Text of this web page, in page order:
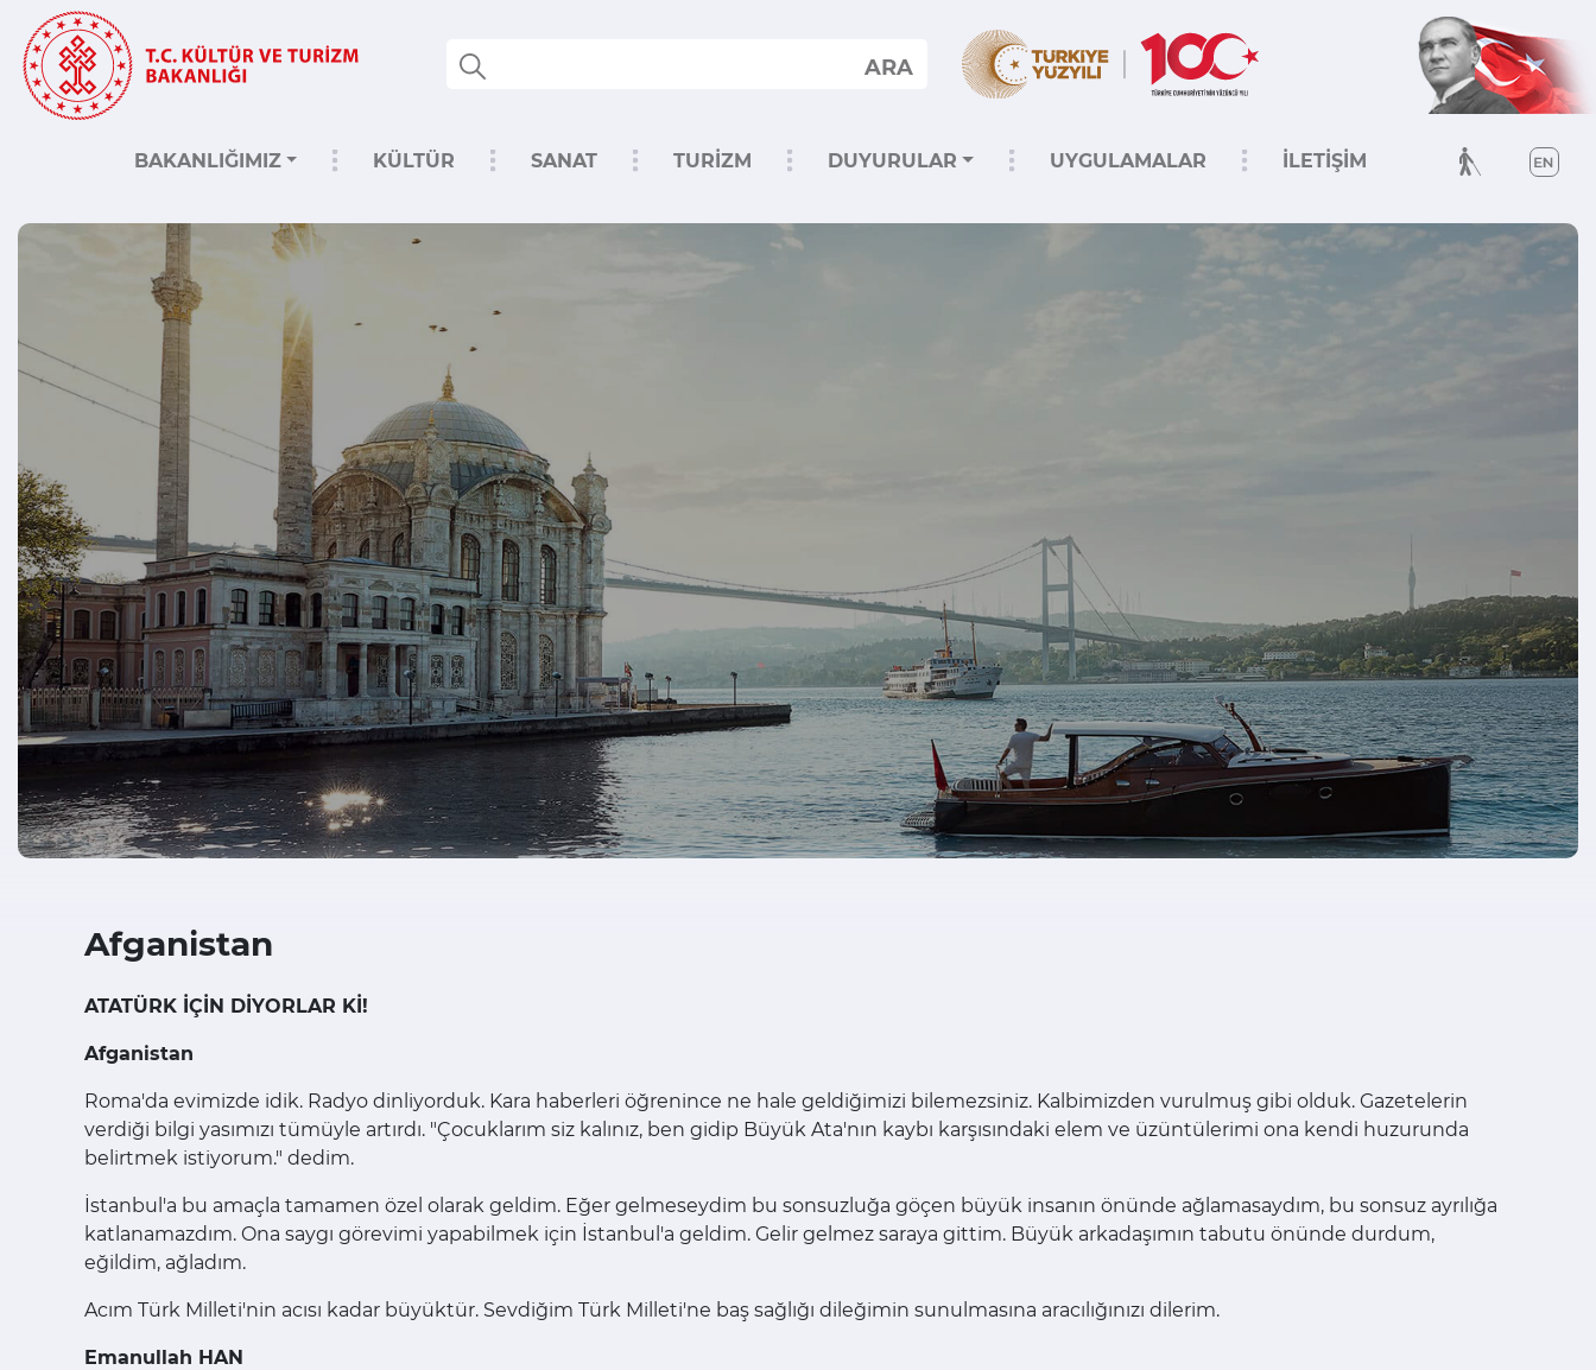
ARA
BAKANLIĞIMIZ KÜLTÜR SANAT TURİZM DUYURULAR UYGULAMALAR İLETİŞİM
Afganistan
ATATÜRK İÇİN DİYORLAR Kİ!
Afganistan
Roma'da evimizde idik. Radyo dinliyorduk. Kara haberleri öğrenince ne hale geldiğimizi bilemezsiniz. Kalbimizden vurulmuş gibi olduk. Gazetelerin
verdiği bilgi yasımızı tümüyle artırdı. "Çocuklarım siz kalınız, ben gidip Büyük Ata'nın kaybı karşısındaki elem ve üzüntülerimi ona kendi huzurunda
belirtmek istiyorum." dedim.
İstanbul'a bu amaçla tamamen özel olarak geldim. Eğer gelmeseydim bu sonsuzluğa göçen büyük insanın önünde ağlamasaydım, bu sonsuz ayrılığa
katlanamazdım. Ona saygı görevimi yapabilmek için İstanbul'a geldim. Gelir gelmez saraya gittim. Büyük arkadaşımın tabutu önünde durdum,
eğildim, ağladım.
Acım Türk Milleti'nin acısı kadar büyüktür. Sevdiğim Türk Milleti'ne baş sağlığı dileğimin sunulmasına aracılığınızı dilerim.
Emanullah HAN